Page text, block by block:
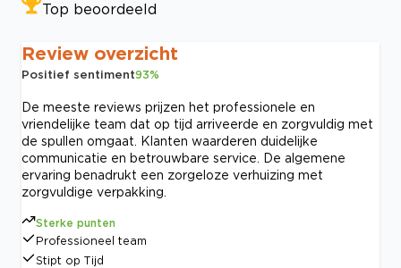
Top beoordeeld
Review overzicht
Positief sentiment93%
De meeste reviews prijzen het professionele en
vriendelijke team dat op tijd arriveerde en zorgvuldig met
de spullen omgaat. Klanten waarderen duidelijke
communicatie en betrouwbare service. De algemene
ervaring benadrukt een zorgeloze verhuizing met
zorgvuldige verpakking.
Sterke punten
Professioneel team
Stipt op Tijd